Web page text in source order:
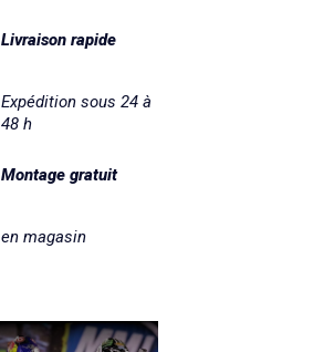
Livraison rapide
Expédition sous 24 à
48 h
Montage gratuit
en magasin